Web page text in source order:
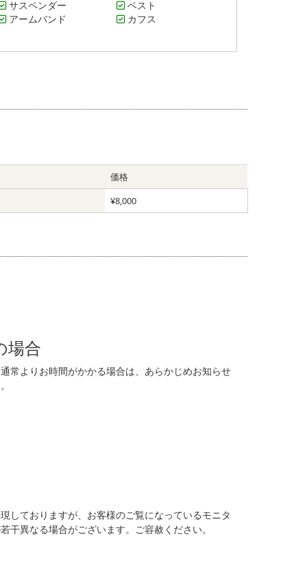
サスペンダー
ベスト
アームバンド
カフス
価格
¥8,000
場合
常よりお時間がかかる場合は、あらかじめお知らせ
しておりますが、お客様のご覧になっているモニタ
干異なる場合がございます。ご容赦ください。